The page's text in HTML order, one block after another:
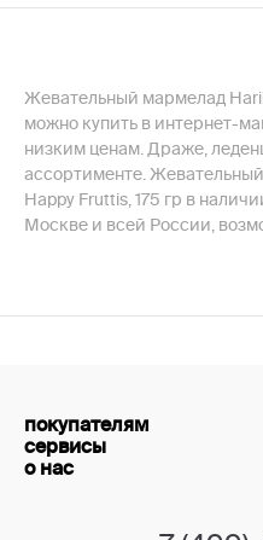
Жевательный мармелад
можно купить в интернет-
низким ценам. Драже,
ассортименте.
Happy Fruttis, 175 гр в
Москве и всей России,
покупателям
сервисы
о нас